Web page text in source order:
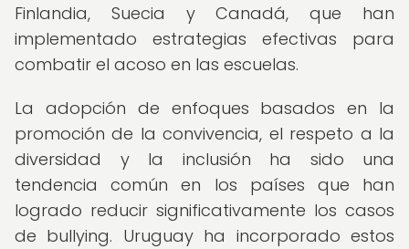
Finlandia, Suecia y Canadá, que han
implementado estrategias efectivas para
combatir el acoso en las escuelas.
La adopción de enfoques basados en la
promoción de la convivencia, el respeto a la
diversidad y la inclusión ha sido una
tendencia común en los países que han
logrado reducir significativamente los casos
de bullying. Uruguay ha incorporado estos